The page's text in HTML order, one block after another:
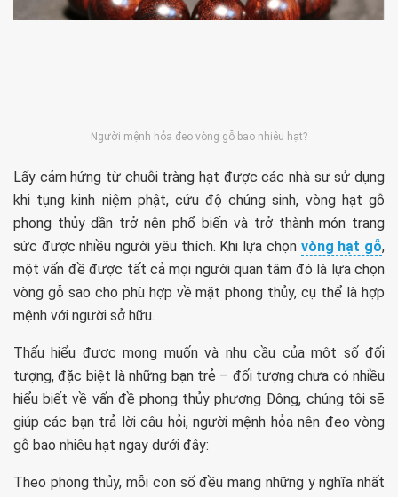
Người mệnh hỏa đeo vòng gỗ bao nhiêu hạt?
Lấy cảm hứng từ chuỗi tràng hạt được các nhà sư sử dụng
khi tụng kinh niệm phật, cứu độ chúng sinh, vòng hạt gỗ
phong thủy dần trở nên phổ biến và trở thành món trang
sức được nhiều người yêu thích. Khi lựa chọn vòng hạt gỗ,
một vấn đề được tất cả mọi người quan tâm đó là lựa chọn
vòng gỗ sao cho phù hợp về mặt phong thủy, cụ thể là hợp
mệnh với người sở hữu.
Thấu hiểu được mong muốn và nhu cầu của một số đối
tượng, đặc biệt là những bạn trẻ – đối tượng chưa có nhiều
hiểu biết về vấn đề phong thủy phương Đông, chúng tôi sẽ
giúp các bạn trả lời câu hỏi, người mệnh hỏa nên đeo vòng
gỗ bao nhiêu hạt ngay dưới đây:
Theo phong thủy, mỗi con số đều mang những y nghĩa nhất